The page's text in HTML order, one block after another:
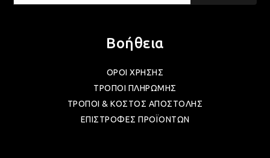
Βοήθεια
ΟΡΟΙ ΧΡΗΣΗΣ
ΤΡΟΠΟΙ ΠΛΗΡΩΜΗΣ
ΤΡΟΠΟΙ & ΚΟΣΤΟΣ ΑΠΟΣΤΟΛΗΣ
ΕΠΙΣΤΡΟΦΕΣ ΠΡΟΪΟΝΤΩΝ